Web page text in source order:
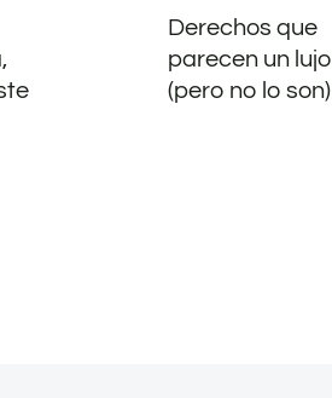
Derechos que
parecen un lujo
(pero no lo son)